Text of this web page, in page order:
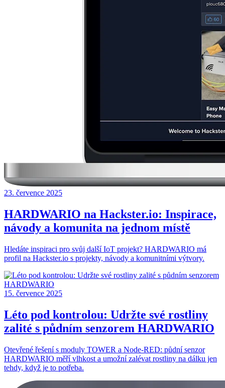
23. července 2025
HARDWARIO na Hackster.io: Inspirace,
návody a komunita na jednom místě
Hledáte inspiraci pro svůj další IoT projekt? HARDWARIO má
profil na Hackster.io s projekty, návody a komunitními výtvory.
15. července 2025
Léto pod kontrolou: Udržte své rostliny
zalité s půdním senzorem HARDWARIO
Otevřené řešení s moduly TOWER a Node-RED: půdní senzor
HARDWARIO měří vlhkost a umožní zalévat rostliny na dálku jen
tehdy, když je to potřeba.